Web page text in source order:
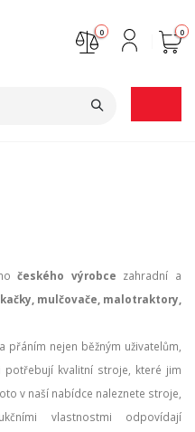
0
0
českého výrobce zahradní a
mulčovače, malotraktory,
přáním nejen běžným uživatelům,
potřebují kvalitní stroje, které jim
v naší nabídce naleznete stroje,
vlastnostmi odpovídají